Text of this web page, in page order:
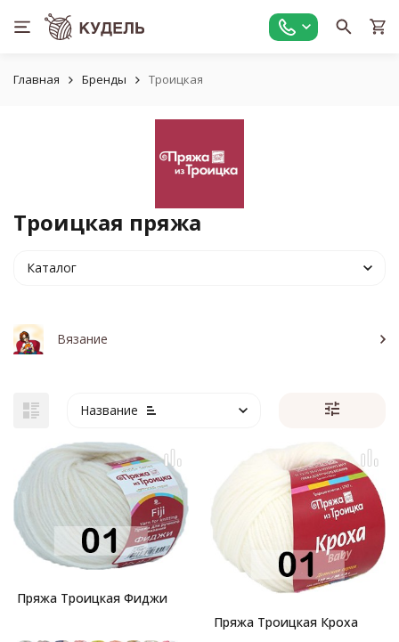
Главная Бренды Троицкая
Троицкая пряжа
Каталог
Вязание
Название
Пряжа Троицкая Фиджи
Пряжа Троицкая Кроха